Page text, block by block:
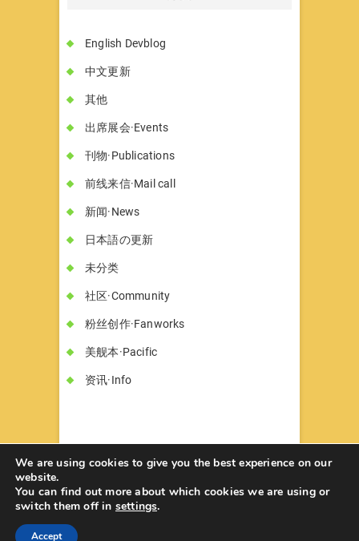
English Devblog
中文更新
其他
出席展会·Events
刊物·Publications
前线来信·Mail call
新闻·News
日本語の更新
未分类
社区·Community
粉丝创作·Fanworks
美舰本·Pacific
资讯·Info
© 2026书墓◇Circle Hon-haka| Designed
by:Theme Freesia
We are using cookies to give you the best experience on our
website.
You can find out more about which cookies we are using or
switch them off in settings.
Accept